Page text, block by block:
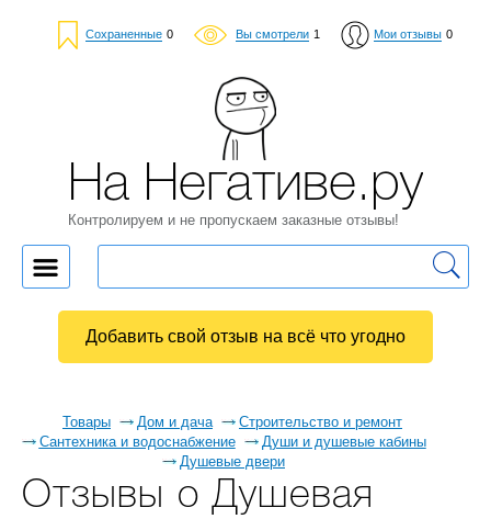
Сохраненные 0 Вы смотрели 1 Мои отзывы 0
Товары Дом и дача
Строительство и ремонт
Сантехника и водоснабжение
Души и душевые кабины
Душевые двери
Отзывы о Душевая
На Негативе.ру
Контролируем и не пропускаем заказные отзывы!
Добавить свой отзыв на всё что угодно